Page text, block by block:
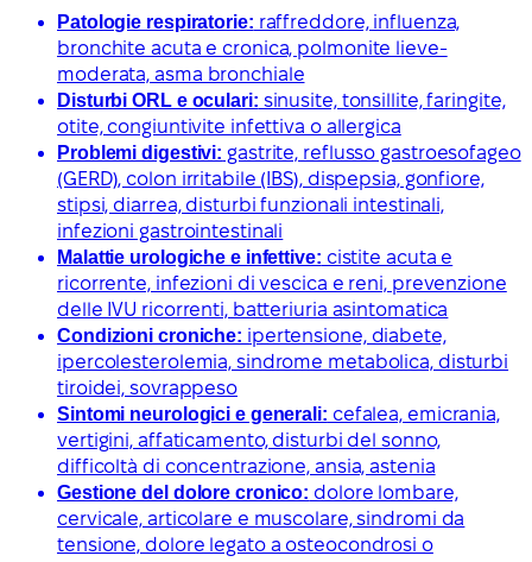
Patologie respiratorie: raffreddore, influenza,
bronchite acuta e cronica, polmonite lieve-
moderata, asma bronchiale
Disturbi ORL e oculari: sinusite, tonsillite, faringite,
otite, congiuntivite infettiva o allergica
Problemi digestivi: gastrite, reflusso gastroesofageo
(GERD), colon irritabile (IBS), dispepsia, gonfiore,
stipsi, diarrea, disturbi funzionali intestinali,
infezioni gastrointestinali
Malattie urologiche e infettive: cistite acuta e
ricorrente, infezioni di vescica e reni, prevenzione
delle IVU ricorrenti, batteriuria asintomatica
Condizioni croniche: ipertensione, diabete,
ipercolesterolemia, sindrome metabolica, disturbi
tiroidei, sovrappeso
Sintomi neurologici e generali: cefalea, emicrania,
vertigini, affaticamento, disturbi del sonno,
difficoltà di concentrazione, ansia, astenia
Gestione del dolore cronico: dolore lombare,
cervicale, articolare e muscolare, sindromi da
tensione, dolore legato a osteocondrosi o